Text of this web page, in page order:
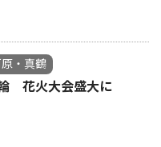
・真鶴
花火大会盛大に